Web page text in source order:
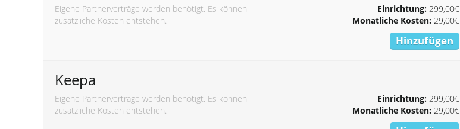
Eigene Partnerverträge werden benötigt. Es können
zusätzliche Kosten entstehen.
Einrichtung:299,00€
Monatliche Kosten:29,00€
Hinzufügen
Keepa
Eigene Partnerverträge werden benötigt. Es können
zusätzliche Kosten entstehen.
Einrichtung:299,00€
Monatliche Kosten:29,00€